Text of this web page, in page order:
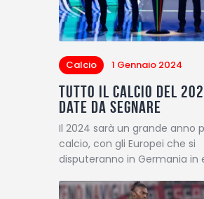
Calcio 1 Gennaio 2024
Tutto il calcio del
date da segnare
Il 2024 sarà un grande anno
calcio, con gli Europei che si
disputeranno in Germania in